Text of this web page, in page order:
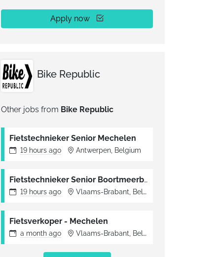
Apply now
Bike Republic
Other jobs from Bike Republic
Fietstechnieker Senior Mechelen
19 hours ago Antwerpen, Belgium
Fietstechnieker Senior Boortmeerbeek
19 hours ago Vlaams-Brabant, Belgium
Fietsverkoper - Mechelen
a month ago Vlaams-Brabant, Belgium